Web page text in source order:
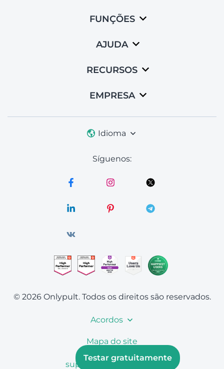
FUNÇÕES
AJUDA
RECURSOS
EMPRESA
Idioma
Síguenos:
© 2026 Onlypult. Todos os direitos são reservados.
Acordos
Mapa do site
support@onlypult.com
Testar gratuitamente